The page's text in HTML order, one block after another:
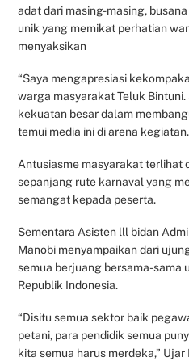
adat dari masing-masing,
unik yang memikat perhatian
menyaksikan
“Saya mengapresiasi
warga masyarakat Teluk
kekuatan besar dalam
temui media ini di arena kegiatan.
Antusiasme masyarakat terlihat
sepanjang rute karnaval yang
semangat kepada peserta.
Sementara Asisten lll bidan
Manobi menyampaikan dari
semua berjuang bersama-sama
Republik Indonesia.
“Disitu semua sektor baik
petani, para pendidik semua
kita semua harus merdeka,” Ujar